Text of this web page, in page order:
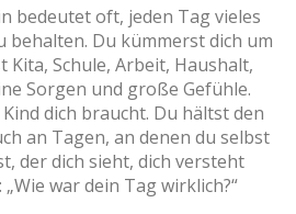
bedeutet oft, jeden Tag vieles
behalten. Du kümmerst dich um
Kita, Schule, Arbeit, Haushalt,
Sorgen und große Gefühle.
dich braucht. Du hältst den
an Tagen, an denen du selbst
der dich sieht, dich versteht
war dein Tag wirklich?“